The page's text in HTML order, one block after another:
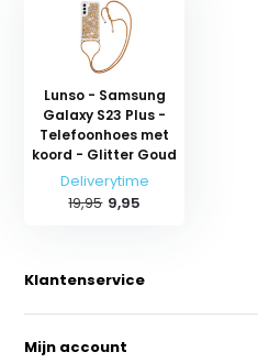
Lunso - Samsung
Galaxy S23 Plus -
Telefoonhoes met
koord - Glitter Goud
Deliverytime
19,95 9,95
Klantenservice
Mijn account